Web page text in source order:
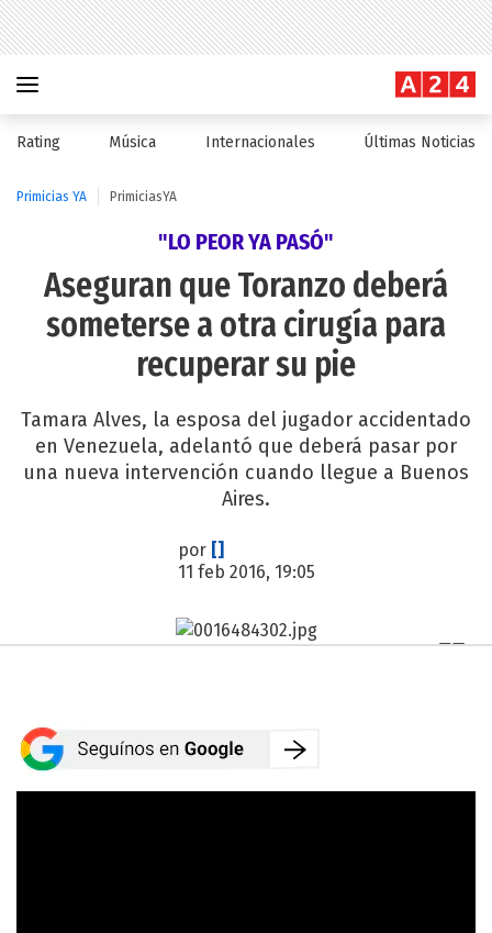
Rating Música Internacionales Últimas Noticias
Primicias YA PrimiciasYA
"LO PEOR YA PASÓ"
Aseguran que Toranzo deberá
someterse a otra cirugía para
recuperar su pie
Tamara Alves, la esposa del jugador accidentado
en Venezuela, adelantó que deberá pasar por
una nueva intervención cuando llegue a Buenos
Aires.
por []
11 feb 2016, 19:05